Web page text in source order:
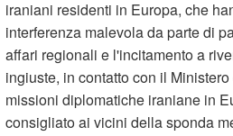
iraniani residenti in Europa, che
interferenza malevola da parte di
affari regionali e l'incitamento a
ingiuste, in contatto con il
missioni diplomatiche iraniane in
consigliato ai vicini della sponda